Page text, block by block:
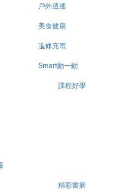
戶外逍遙
美食健康
進修充電
Smart動一動
課程好學
精彩書摘